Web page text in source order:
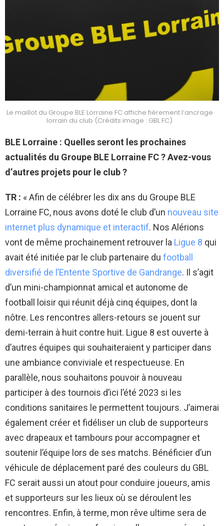
Le maillot du Groupe BLE Lorraine FC affiche fièrement l’ancrage
lorrain du club (Crédits image : GBL FC)
BLE Lorraine : Quelles seront les prochaines
actualités du Groupe BLE Lorraine FC ? Avez-vous
d’autres projets pour le club ?
TR : « Afin de célébrer les dix ans du Groupe BLE
Lorraine FC, nous avons doté le club d’un nouveau site
internet plus dynamique et interactif. Nos Alérions
vont de même prochainement retrouver la Ligue 8 qui
avait été initiée par le club partenaire du football
diversifié de l’Entente Sportive de Gandrange. Il s’agit
d’un mini-championnat amical et autonome de
football loisir qui réunit déjà cinq équipes, dont la
nôtre. Les rencontres allers-retours se jouent sur
demi-terrain à huit contre huit. Ligue 8 est ouverte à
d’autres équipes qui souhaiteraient y participer dans
une ambiance conviviale et respectueuse. En
parallèle, nous souhaitons pouvoir à nouveau
participer à des tournois d’ici l’été 2023 si les
conditions sanitaires le permettent toujours. J’aimerai
également créer et fidéliser un club de supporteurs
avec drapeaux et tambours pour accompagner et
soutenir l’équipe lors de ses matchs. Bénéficier d’un
véhicule de déplacement paré des couleurs du GBL
FC serait aussi un atout pour conduire joueurs, amis
et supporteurs sur les lieux où se déroulent les
rencontres. Enfin, à terme, mon rêve ultime sera de